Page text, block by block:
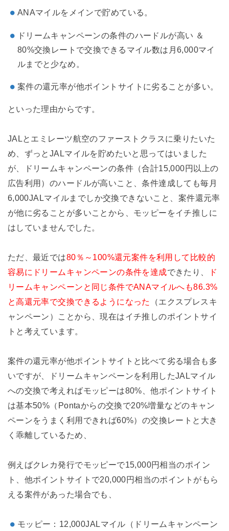
ANAマイルをメインで貯めている。
ドリームキャンペーンの条件のハードルが高い ＆
80%交換レートで交換できるマイル数は月6,000マイ
ルまでと少なめ。
案件の還元率が他ポイントサイトに劣ることが多い。
といった理由からです。
JALとエミレーツ航空のファーストクラスに乗りたいた
め、ずっとJALマイルを貯めたいと思ってはいました
が、ドリームキャンペーンの条件（合計15,000円以上の
広告利用）のハードルが高いこと、条件達成しても毎月
6,000JALマイルまでしか交換できないこと、案件還元率
が他に劣ることが多いことから、モッピーをイチ推しに
はしていませんでした。
ただ、最近では80％～100%還元案件を利用して比較的
容易にドリームキャンペーンの条件を達成できたり、
ド
リームキャンペーンと同じ条件でANAマイルへも86.3%
と高還元率で交換できるようになった
（エクスプレスキ
ャンペーン）ことから、現在はイチ推しのポイントサイ
トと考えています。
案件の還元率が他ポイントサイトと比べて劣る場合も多
いですが、ドリームキャンペーンを利用したJALマイル
への交換で考えればモッピーは80%、他ポイントサイト
は基本50%（Pontaからの交換で20%増量などのキャン
ペーンをうまく利用できれば60%）の交換レートと大き
く乖離しているため、
例えばクレカ発行でモッピーで15,000円相当のポイン
ト、他ポイントサイトで20,000円相当のポイントがもら
える案件があった場合でも、
モッピー：12,000JALマイル（ドリームキャンペーン